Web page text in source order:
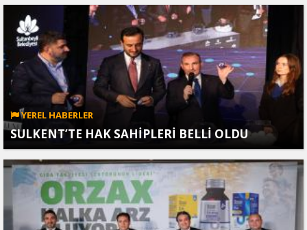
YEREL HABERLER
SULKENT’TE HAK SAHİPLERİ BELLİ OLDU